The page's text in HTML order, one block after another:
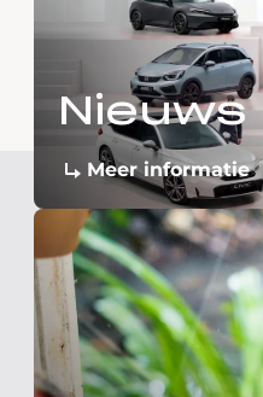
Nieuws
Meer informatie